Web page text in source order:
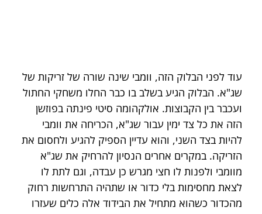
עוד לפני הבלוק הזה, וומבי שינה שורה של זריקות של
שג"א. הבלוק הגיע בשלב בו כבר החלו משחקי החתול
ועכבר בין הקבוצות. אולקהומה סיטי פינתה בפוזשן
הזה את כל צד ימין עבור שג"א, הכריחה את וומבי
להיות בצד השני, והוא עדיין הספיק להגיע ולחסום את
הזריקה. במקרים אחרים הנסיון להרחיק את שג"א
מוומבי ולפנות לו חצי מגרש כן עבדה, וגם לתת לו
לצאת מחסימות בלי כדור או שתהיה התרחשות רחוק
מהכדור כשהוא מתחיל את הבידוד אלה כלים שעזרו